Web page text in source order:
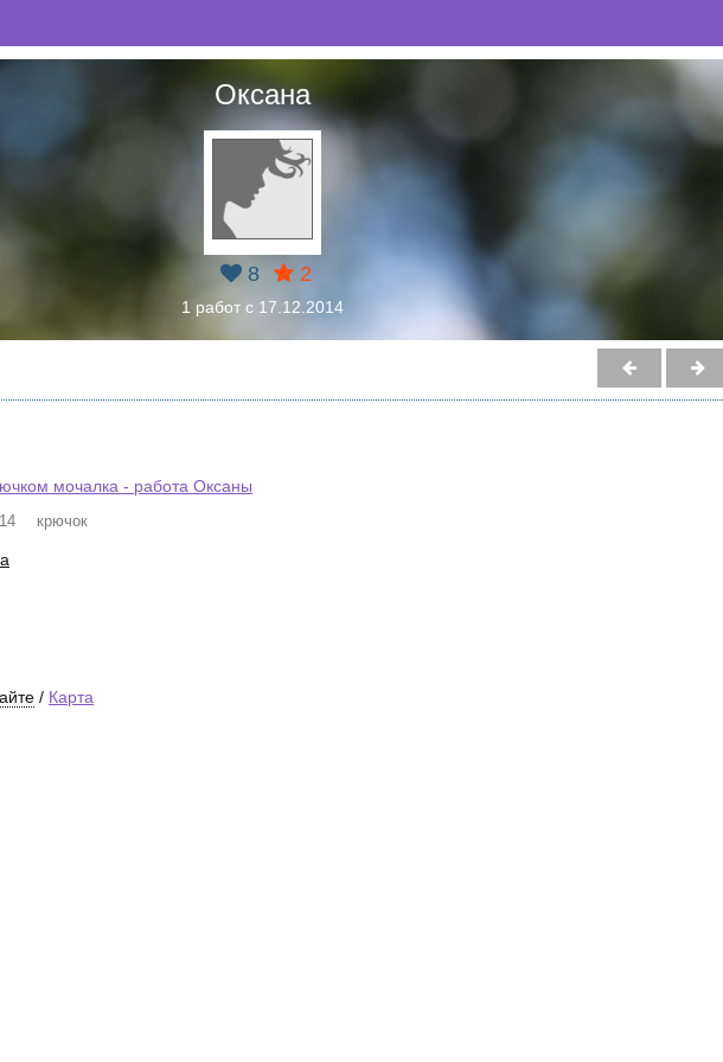
Оксана
8 2
1 работ с 17.12.2014
мочалка - работа Оксаны
крючок
/ Карта